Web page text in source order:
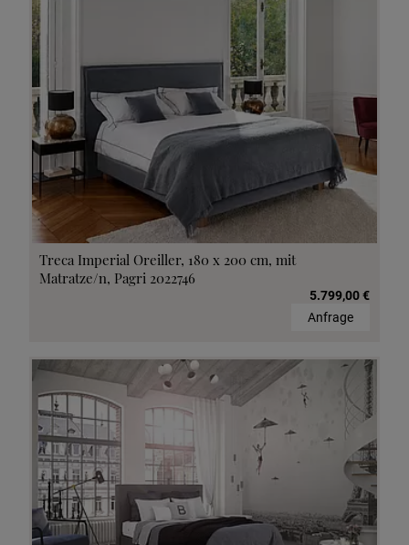
Treca Imperial Oreiller, 180 x 200 cm, mit
Matratze/n, Pagri 2022746
5.799,00 €
Anfrage